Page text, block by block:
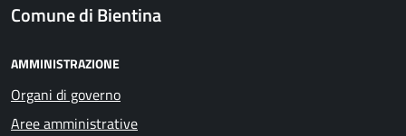
Comune di Bientina
AMMINISTRAZIONE
Organi di governo
Aree amministrative